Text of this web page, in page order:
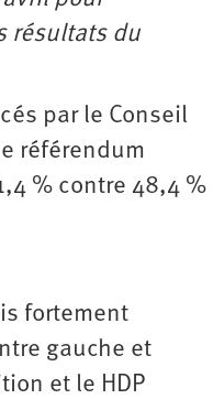
résultats du
par le Conseil
référendum
% contre 48,4 %
fortement
gauche et
et le HDP